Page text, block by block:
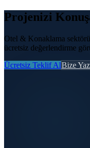
Projenizi
Otel & Konaklama
ücretsiz değerlendirme
Ücretsiz Teklif AlBize